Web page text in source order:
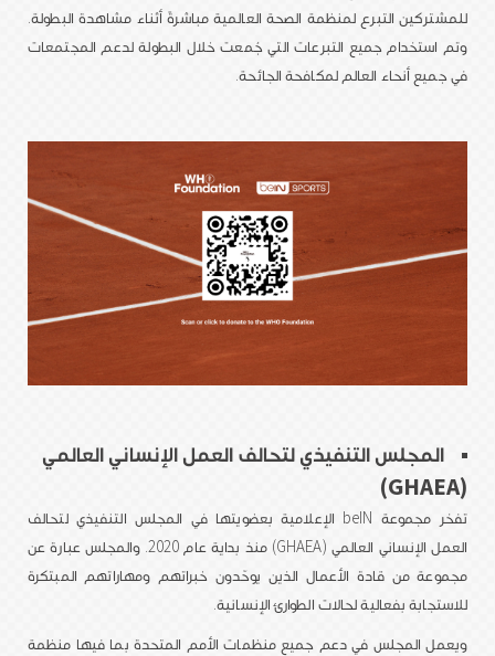
للمشتركين التبرع لمنظمة الصحة العالمية مباشرةً أثناء مشاهدة البطولة.
وتم استخدام جميع التبرعات التي جُمعت خلال البطولة لدعم المجتمعات
في جميع أنحاء العالم لمكافحة الجائحة.
المجلس التنفيذي لتحالف العمل الإنساني العالمي
(GHAEA)
تفخر مجموعة beIN الإعلامية بعضويتها في المجلس التنفيذي لتحالف
العمل الإنساني العالمي (GHAEA) منذ بداية عام 2020. والمجلس عبارة عن
مجموعة من قادة الأعمال الذين يوحّدون خبراتهم ومهاراتهم المبتكرة
للاستجابة بفعالية لحالات الطوارئ الإنسانية.
ويعمل المجلس في دعم جميع منظمات الأمم المتحدة بما فيها منظمة